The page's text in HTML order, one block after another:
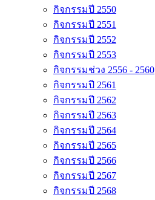
กิจกรรมปี 2550
กิจกรรมปี 2551
กิจกรรมปี 2552
กิจกรรมปี 2553
กิจกรรมช่วง 2556 - 2560
กิจกรรมปี 2561
กิจกรรมปี 2562
กิจกรรมปี 2563
กิจกรรมปี 2564
กิจกรรมปี 2565
กิจกรรมปี 2566
กิจกรรมปี 2567
กิจกรรมปี 2568